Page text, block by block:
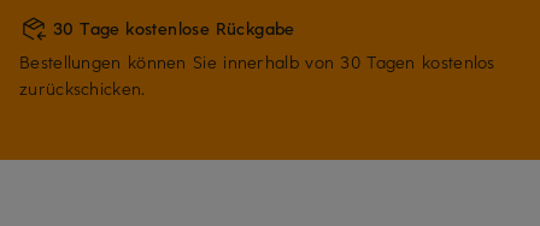
30 Tage kostenlose Rückgabe
Bestellungen können Sie innerhalb von 30 Tagen kostenlos
zurückschicken.